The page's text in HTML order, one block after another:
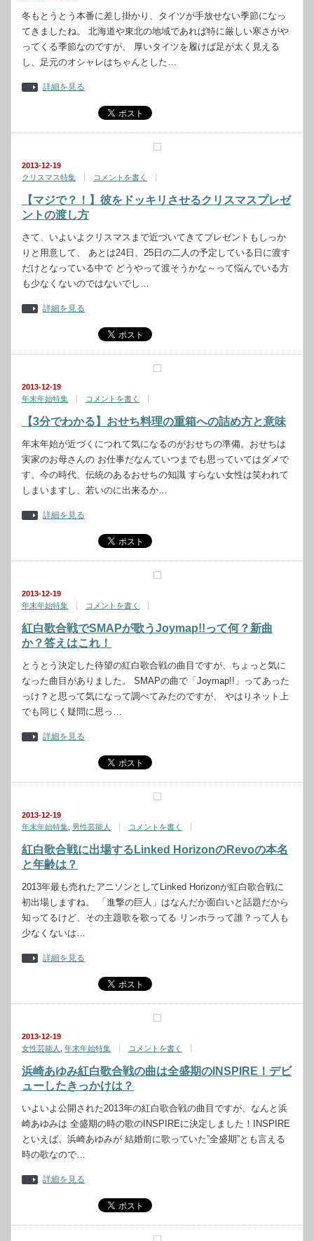
冬もとうとう本番に差し掛かり、タイツが手放せない季節になっ
てきましたね。 北海道や東北の地域であれば特に厳しい寒さがや
ってくる季節なのですが、 厚いタイツを履けば足が太く見える
し、足元のオシャレはちゃんとした…
詳細を見る
2013-12-19
クリスマス特集
コメントを書く
【マジで？！】彼をドッキリさせるクリスマスプレゼ
ントの渡し方
さて、いよいよクリスマスまで近づいてきてプレゼントもしっか
りと用意して、 あとは24日、25日の二人の予定している日に渡す
だけとなっている中で どうやって渡そうかな～って悩んでいる方
も少なくないのではないでし…
詳細を見る
2013-12-19
年末年始特集
コメントを書く
【3分でわかる】おせち料理の重箱への詰め方と意味
年末年始が近づくにつれて気になるのがおせちの準備。おせちは
実家のお母さんの お仕事だなんていつまでも思っていてはダメで
す。今の時代、伝統のあるおせちの知識 すらない女性は笑われて
しまいますし、若いのに出来るか…
詳細を見る
2013-12-19
年末年始特集
コメントを書く
紅白歌合戦でSMAPが歌うJoymap!!って何？新曲
か？答えはこれ！
とうとう決定した待望の紅白歌合戦の曲目ですが、ちょっと気に
なった曲目がありました。 SMAPの曲で「Joymap!!」ってあった
っけ？と思って気になって調べてみたのですが、 やはりネット上
でも同じく疑問に思っ…
詳細を見る
2013-12-19
年末年始特集 男性芸能人 コメントを書く
紅白歌合戦に出場するLinked HorizonのRevoの本名
と年齢は？
2013年最も売れたアニソンとしてLinked Horizonが紅白歌合戦に
初出場しますね。 「進撃の巨人」はなんだか面白いと話題だから
知ってるけど、その主題歌を歌ってる リンホラって誰？って人も
少なくないは…
詳細を見る
2013-12-19
女性芸能人
年末年始特集 コメントを書く
浜崎あゆみ紅白歌合戦の曲は全盛期のINSPIRE！デビ
ューしたきっかけは？
いよいよ公開された2013年の紅白歌合戦の曲目ですが、なんと浜
崎あゆみは 全盛期の時の歌のINSPIREに決定しました！INSPIRE
といえば、浜崎あゆみが 結婚前に歌っていた”全盛期”とも言える
時の歌なので…
詳細を見る